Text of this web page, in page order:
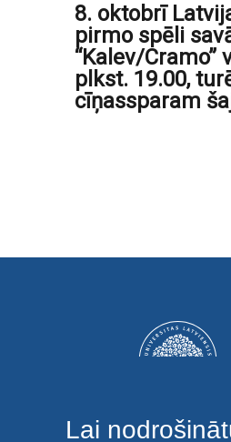
8. oktobrī
pirmo spēli
“Kalev/Cramo”
plkst. 19.00,
cīņassparam
Lai